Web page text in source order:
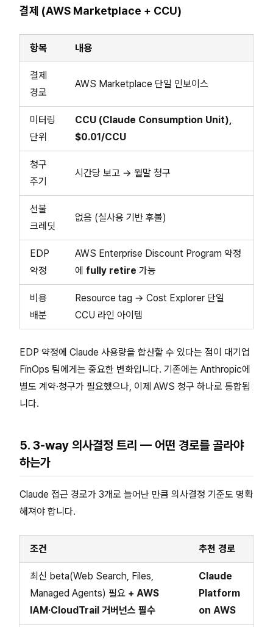
결제 (AWS Marketplace + CCU)
항목 내용
결제
경로
AWS Marketplace 단일 인보이스
미터링
단위
CCU (Claude Consumption Unit),
$0.01/CCU
청구
주기
시간당 보고 → 월말 청구
선불
크레딧
없음 (실사용 기반 후불)
EDP
약정
AWS Enterprise Discount Program 약정
에 fully retire 가능
비용
배분
Resource tag → Cost Explorer 단일
CCU 라인 아이템
EDP 약정에 Claude 사용량을 합산할 수 있다는 점이 대기업
FinOps 팀에게는 중요한 변화입니다. 기존에는 Anthropic에
별도 계약·청구가 필요했으나, 이제 AWS 청구 하나로 통합됩
니다.
5. 3-way 의사결정 트리 — 어떤 경로를 골라야
하는가
Claude 접근 경로가 3개로 늘어난 만큼 의사결정 기준도 명확
해져야 합니다.
조건 추천 경로
최신 beta(Web Search, Files,
Managed Agents) 필요 + AWS
IAM·CloudTrail 거버넌스 필수
Claude
Platform
on AWS